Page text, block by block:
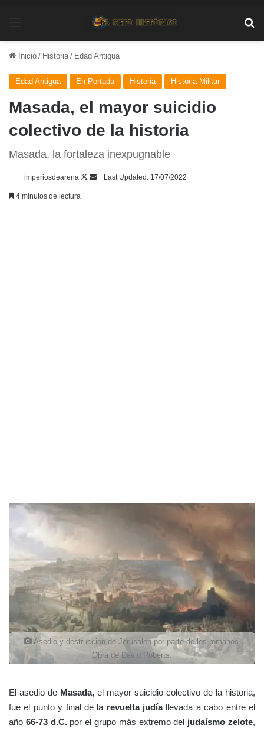
Inicio / Historia / Edad Antigua
Edad Antigua En Portada Historia Historia Militar
Masada, el mayor suicidio
colectivo de la historia
Masada, la fortaleza inexpugnable
imperiosdearena
Follow
SendLast Updated: 17/07/2022
4 minutos de lectura
Asedio y destrucción de Jerusalén por parte de los romanos.
Obra de David Roberts.
El asedio de Masada, el mayor suicidio colectivo de la historia,
fue el punto y final de la revuelta judíallevada a cabo entre el
año 66-73 d.C.por el grupo más extremo del judaísmo zelote,